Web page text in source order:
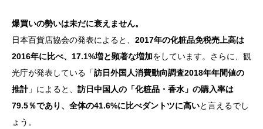
爆買いの勢いは未だに衰えません。
日本百貨店協会の発表によると、 2017年の化粧品免税売上高は
2016年に比べ、17.1%増と顕著な増加をしています。さらに、観
光庁が発表している「訪日外国人消費動向調査2018年年間値の
推計」によると、 訪日中国人の「化粧品・香水」の購入率は
79.5％であり、全体の41.6%に比べダントツに高いと言えるでし
ょう。